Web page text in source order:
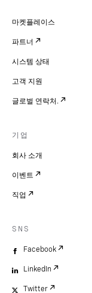
마켓플레이스
파트너
시스템 상태
고객 지원
글로벌 연락처.
기업
회사 소개
이벤트
직업
SNS
Facebook
LinkedIn
Twitter